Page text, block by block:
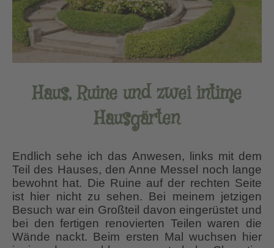
Haus, Ruine und zwei intime
Hausgärten
Endlich sehe ich das Anwesen, links mit dem
Teil des Hauses, den Anne Messel noch lange
bewohnt hat. Die Ruine auf der rechten Seite
ist hier nicht zu sehen. Bei meinem jetzigen
Besuch war ein Großteil davon eingerüstet und
bei den fertigen renovierten Teilen waren die
Wände nackt. Beim ersten Mal wuchsen hier